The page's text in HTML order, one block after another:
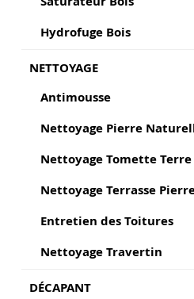
Hydrofuge Bois
NETTOYAGE
Antimousse
Nettoyage Pierre
Nettoyage Tomette
Nettoyage Terrasse
Entretien des Toitures
Nettoyage Travertin
DÉCAPANT